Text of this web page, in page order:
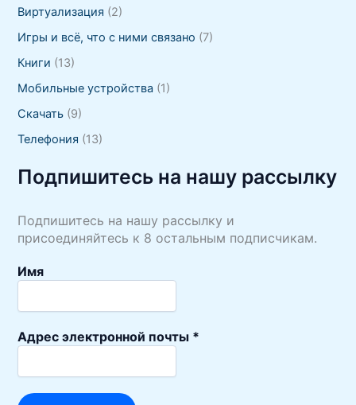
Виртуализация (2)
Игры и всё, что с ними связано (7)
Книги (13)
Мобильные устройства (1)
Скачать (9)
Телефония (13)
Подпишитесь на нашу рассылку
Подпишитесь на нашу рассылку и
присоединяйтесь к 8 остальным подписчикам.
Имя
Адрес электронной почты *